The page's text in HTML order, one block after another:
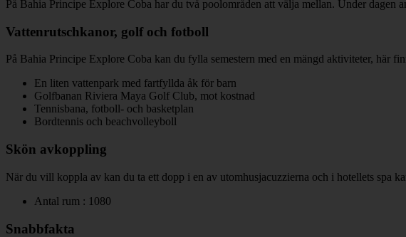
På Bahia Principe Explore Coba har du två poolområden att välja mellan. Under dagen
Vattenrutschkanor, golf och fotboll
På Bahia Principe Explore Coba kan du fylla semestern med en mängd aktiviteter, här
En liten vattenpark med fartfyllda åk för barn
Golfbanan Riviera Maya Golf Club, mot kostnad
Tennisbana, fotboll- och basketplan
Bordtennis och beachvolleyboll
Skön avkoppling
När du vill koppla av kan du ta ett dopp i en av utomhusjacuzzierna och i hotellets spa
Antal rum : 1080
Snabbfakta